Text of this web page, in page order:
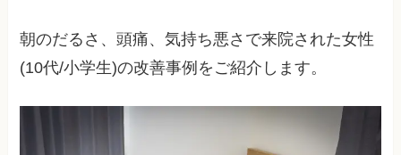
朝のだるさ、頭痛、気持ち悪さで来院された女性
(10代/小学生)の改善事例をご紹介します。